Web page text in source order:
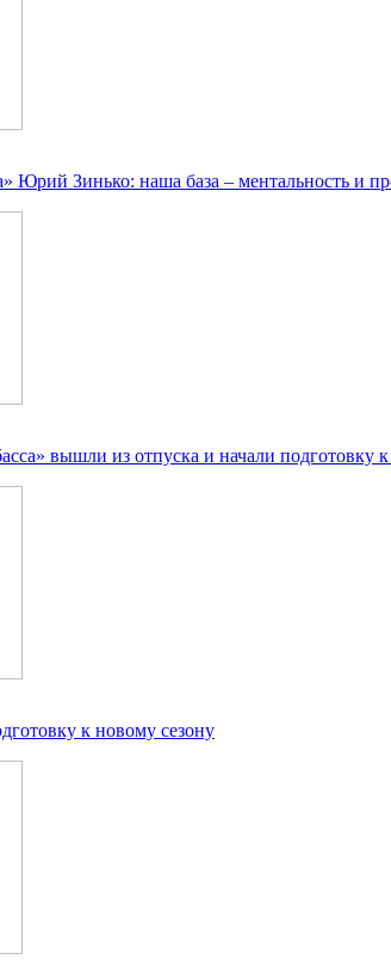
Юрий Зинько: наша база – ментальность и
вышли из отпуска и начали подготовку
к новому сезону